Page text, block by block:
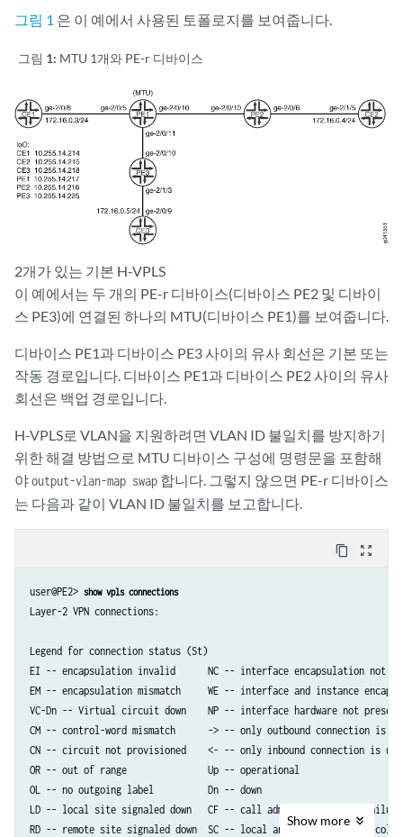
그림 1 은 이 예에서 사용된 토폴로지를 보여줍니다.
그림 1: MTU 1개와 PE-r 디바이스
2개가 있는 기본 H-VPLS
이 예에서는 두 개의 PE-r 디바이스(디바이스 PE2 및 디바이
스 PE3)에 연결된 하나의 MTU(디바이스 PE1)를 보여줍니다.
디바이스 PE1과 디바이스 PE3 사이의 유사 회선은 기본 또는
작동 경로입니다. 디바이스 PE1과 디바이스 PE2 사이의 유사
회선은 백업 경로입니다.
H-VPLS로 VLAN을 지원하려면 VLAN ID 불일치를 방지하기
위한 해결 방법으로 MTU 디바이스 구성에 명령문을 포함해
야output-vlan-map swap 합니다. 그렇지 않으면 PE-r 디바이스
는 다음과 같이 VLAN ID 불일치를 보고합니다.
content_copy zoom_out_map
user@PE2> show vpls connections
Layer-2 VPN connections:
Legend for connection status (St)
EI -- encapsulation invalid      NC -- interface encapsulation not CCC/
EM -- encapsulation mismatch     WE -- interface and instance encaps
VC-Dn -- Virtual circuit down    NP -- interface hardware not
CM -- control-word mismatch      -> -- only outbound connection is up
CN -- circuit not provisioned    <- -- only inbound connection is up
OR -- out of range               Up -- operational
OL -- no outgoing label          Dn -- down
LD -- local site signaled down   CF -- call admission control
RD -- remote site signaled down  SC -- local and remote site ID
Show more